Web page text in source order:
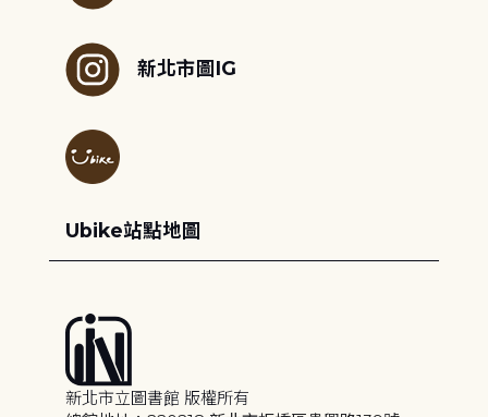
新北市圖IG
Ubike站點地圖
新北市立圖書館 版權所有